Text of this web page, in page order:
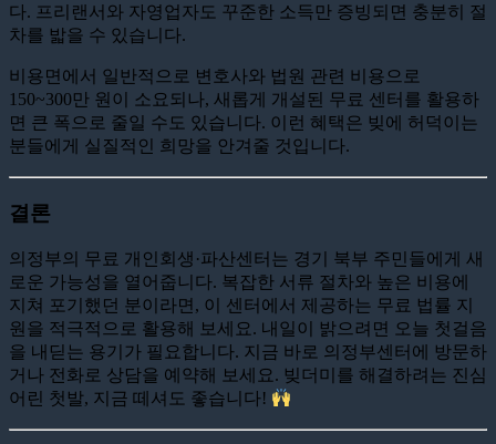
다. 프리랜서와 자영업자도 꾸준한 소득만 증빙되면 충분히 절
차를 밟을 수 있습니다.
비용면에서 일반적으로 변호사와 법원 관련 비용으로
150~300만 원이 소요되나, 새롭게 개설된 무료 센터를 활용하
면 큰 폭으로 줄일 수도 있습니다. 이런 혜택은 빚에 허덕이는
분들에게 실질적인 희망을 안겨줄 것입니다.
결론
의정부의 무료 개인회생·파산센터는 경기 북부 주민들에게 새
로운 가능성을 열어줍니다. 복잡한 서류 절차와 높은 비용에
지쳐 포기했던 분이라면, 이 센터에서 제공하는 무료 법률 지
원을 적극적으로 활용해 보세요. 내일이 밝으려면 오늘 첫걸음
을 내딛는 용기가 필요합니다. 지금 바로 의정부센터에 방문하
거나 전화로 상담을 예약해 보세요. 빚더미를 해결하려는 진심
어린 첫발, 지금 떼셔도 좋습니다!